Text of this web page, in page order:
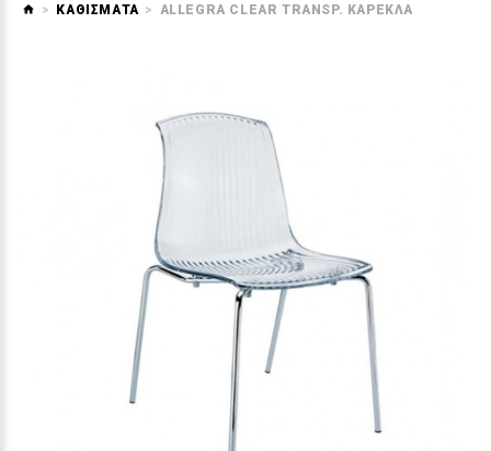
ΚΑΘΙΣΜΑΤΑ ALLEGRA CLEAR TRANSP. ΚΑΡΕΚΛΑ